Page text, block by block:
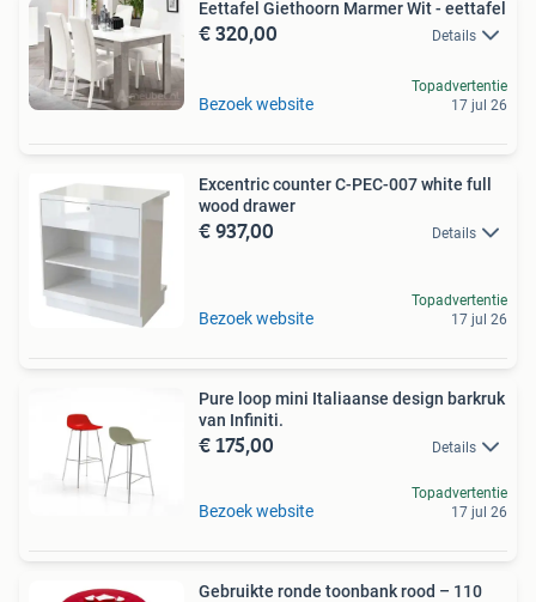
Eettafel Giethoorn Marmer Wit - eettafel
€ 320,00 Details
Bezoek website
Topadvertentie
17 jul 26
Excentric counter C-PEC-007 white full
wood drawer
€ 937,00 Details
Bezoek website
Topadvertentie
17 jul 26
Pure loop mini Italiaanse design barkruk
van Infiniti.
€ 175,00 Details
Bezoek website
Topadvertentie
17 jul 26
Gebruikte ronde toonbank rood – 110